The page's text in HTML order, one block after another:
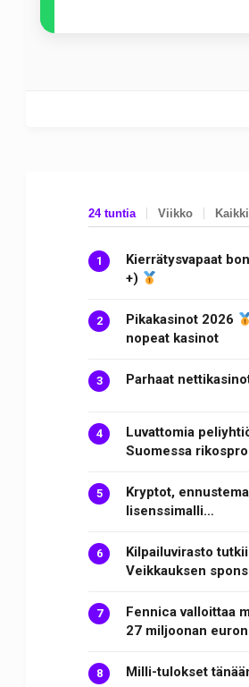
24 tuntia Viikko Kaikki
Kierrätysvapaat
+)
Pikakasinot 2026
nopeat kasinot
Parhaat
Luvattomia
Suomessa
Kryptot,
lisenssimalli…
Kilpailuvirasto tutkii
Veikkauksen
Fennica valloittaa
27 miljoonan
Milli-tulokset